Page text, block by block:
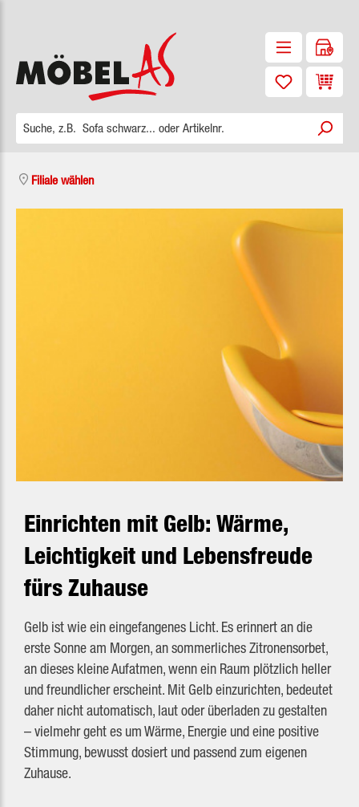
Filiale wählen
Einrichten mit Gelb: Wärme,
Leichtigkeit und Lebensfreude
fürs Zuhause
Gelb ist wie ein eingefangenes Licht. Es erinnert an die
erste Sonne am Morgen, an sommerliches Zitronensorbet,
an dieses kleine Aufatmen, wenn ein Raum plötzlich heller
und freundlicher erscheint. Mit Gelb einzurichten, bedeutet
daher nicht automatisch, laut oder überladen zu gestalten
– vielmehr geht es um Wärme, Energie und eine positive
Stimmung, bewusst dosiert und passend zum eigenen
Zuhause.